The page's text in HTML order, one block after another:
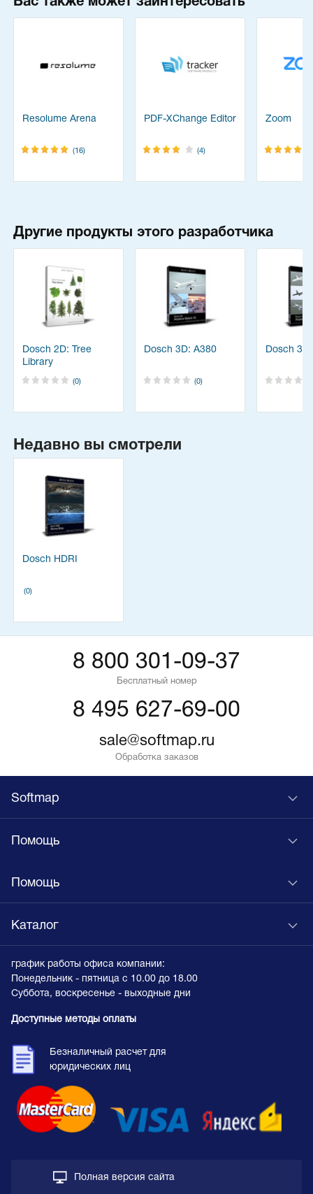
Resolume Arena
(16)
PDF-XChange Editor
(4)
Zoom
Другие продукты этого разработчика
Dosch 2D: Tree
Library
(0)
Dosch 3D: A380
(0)
Dosch
Недавно вы смотрели
Dosch HDRI
(0)
8 800 301-09-37
Бесплатный номер
8 495 627-69-00
sale@softmap.ru
Обработка заказов
Softmap
Помощь
Помощь
Каталог
график работы офиса компании:
Понедельник - пятница с 10.00 до 18.00
Суббота, воскресенье - выходные дни
Доступные методы оплаты
Безналичный расчет для
юридических лиц
Полная версия сайта